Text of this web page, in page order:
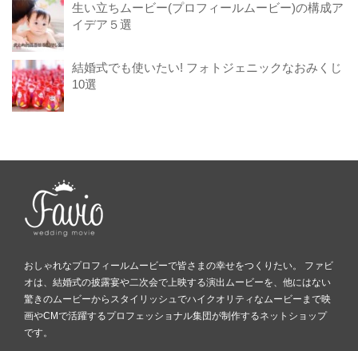
生い立ちムービー(プロフィールムービー)の構成ア
イデア５選
結婚式でも使いたい! フォトジェニックなおみくじ
10選
おしゃれなプロフィールムービーで皆さまの幸せをつくりたい。 ファビ
オは、結婚式の披露宴や二次会で上映する演出ムービーを、他にはない
驚きのムービーからスタイリッシュでハイクオリティなムービーまで映
画やCMで活躍するプロフェッショナル集団が制作するネットショップ
です。